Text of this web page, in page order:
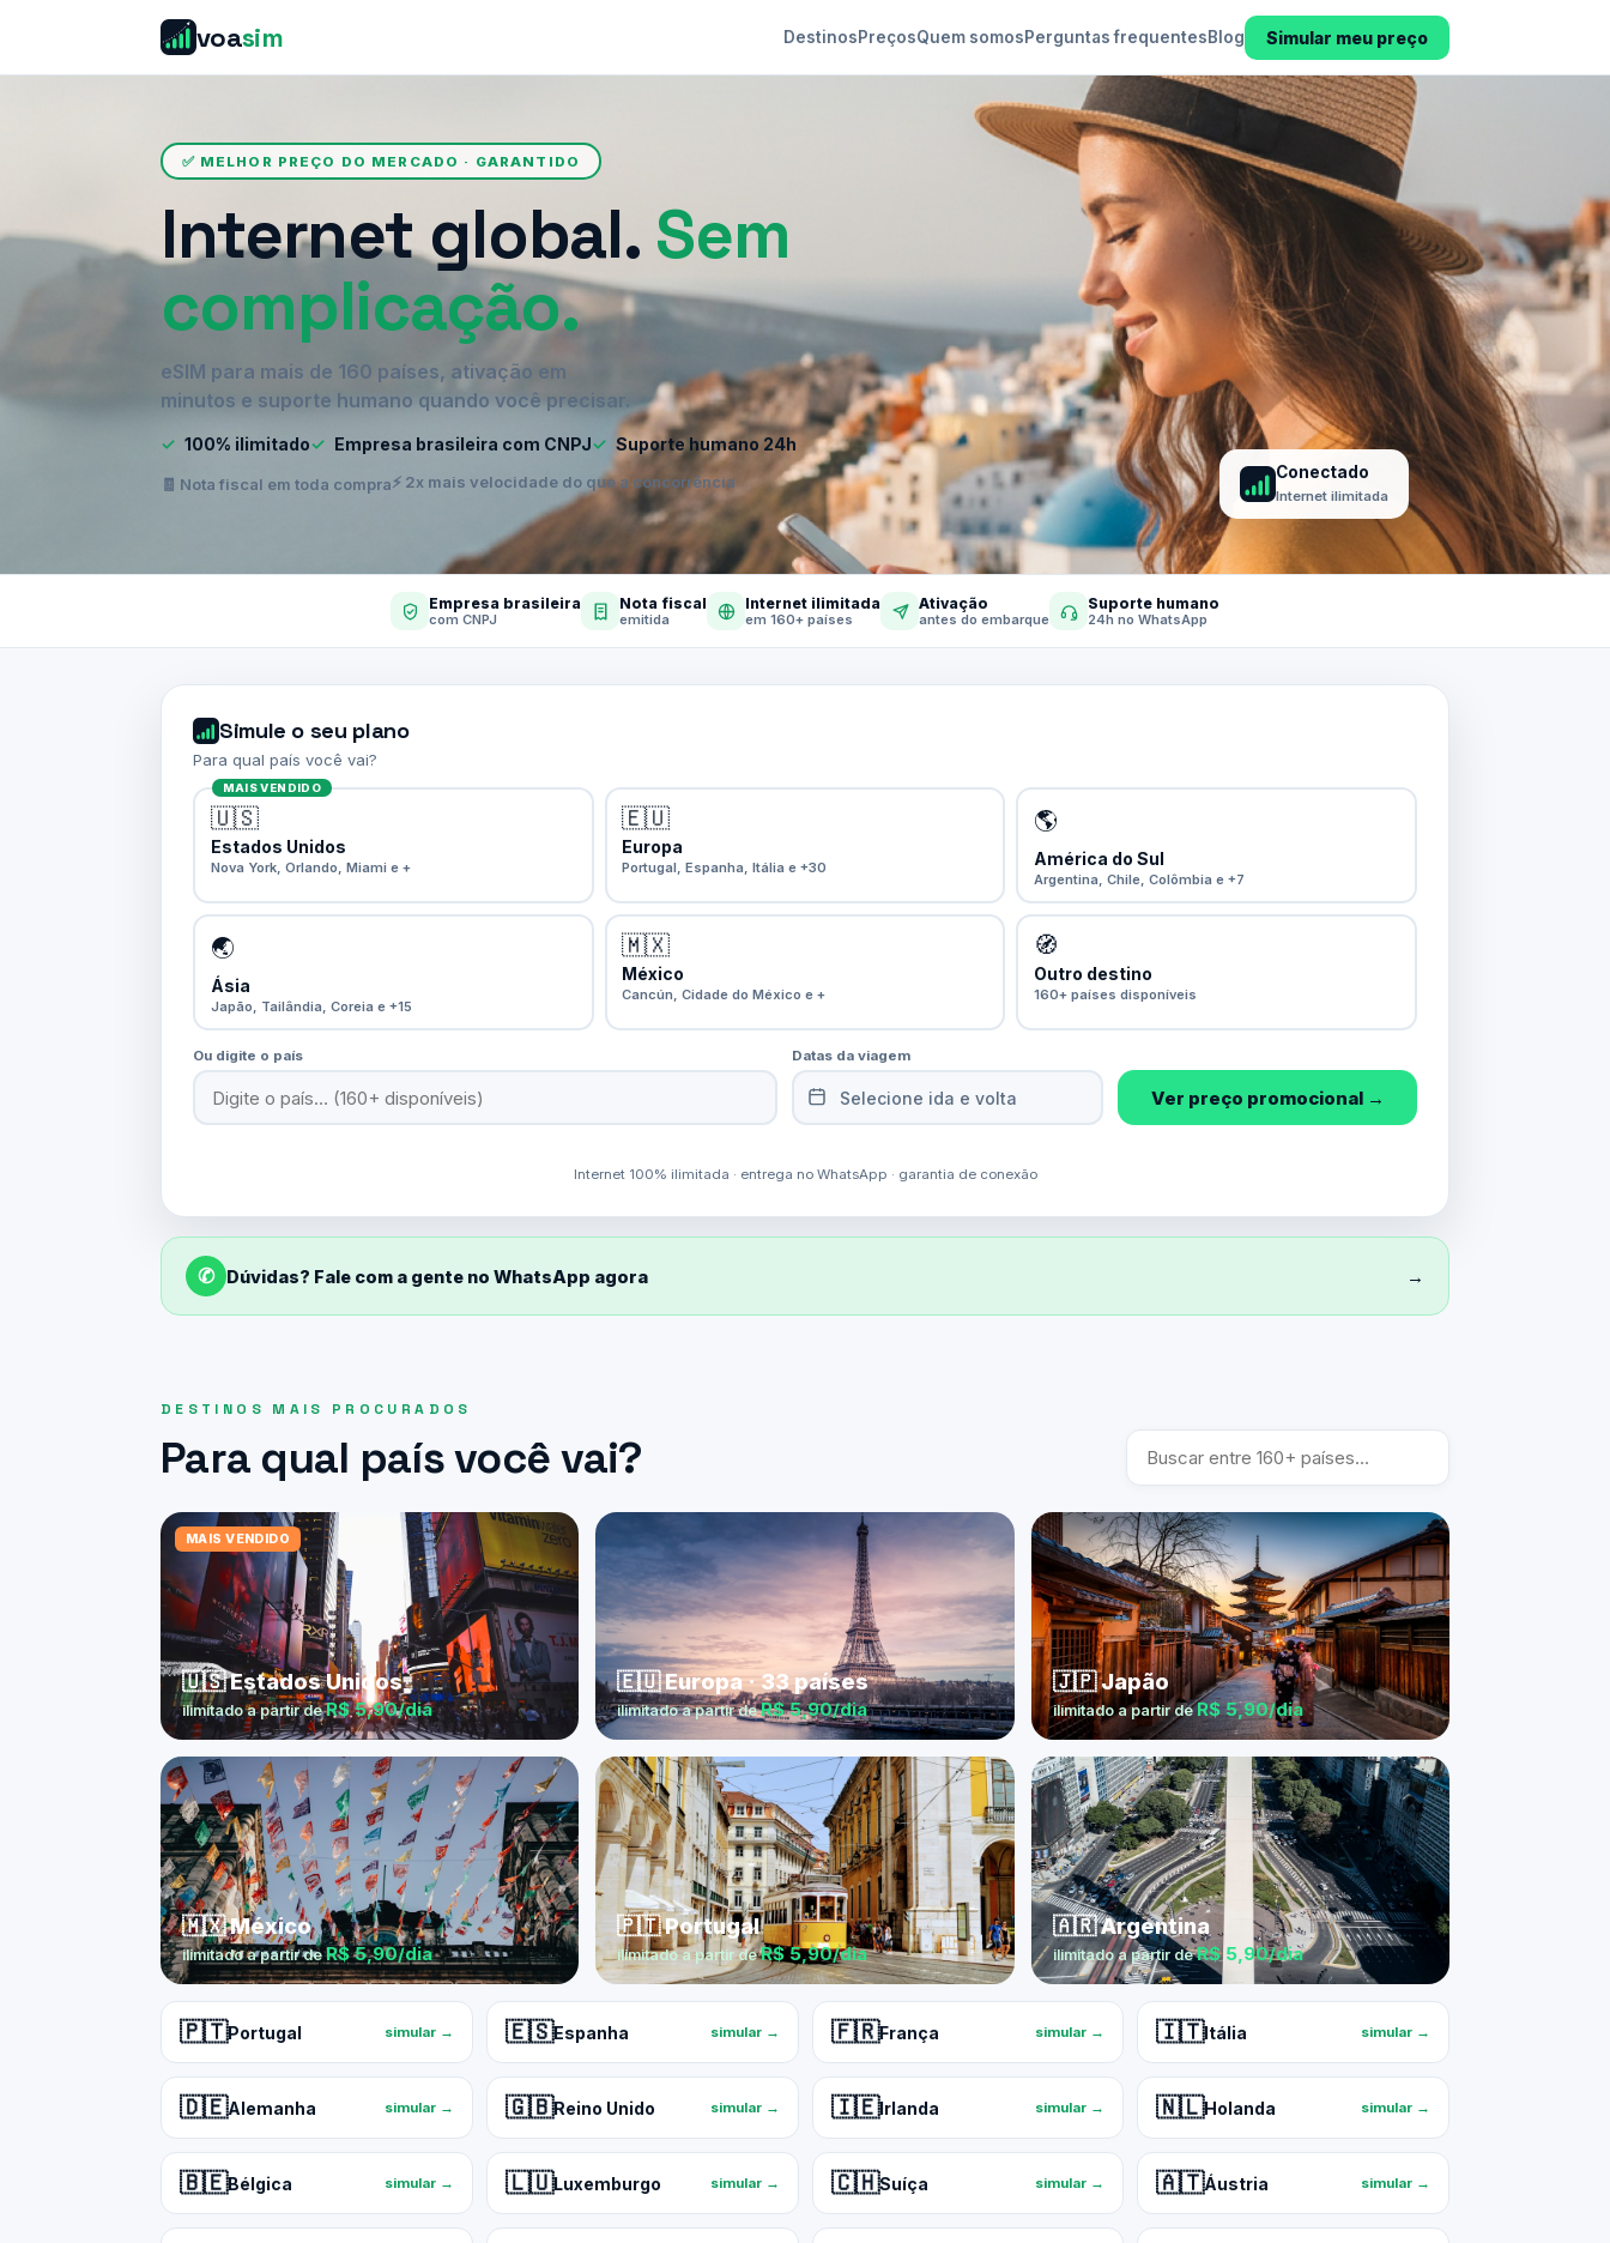
voasim DestinosPreçosQuem somosPerguntas frequentesBlog Simular meu preço
✅ MELHOR PREÇO DO MERCADO · GARANTIDO
Internet global. Sem
complicação.
eSIM para mais de 160 países, ativação em
minutos e suporte humano quando você precisar.
✓ 100% ilimitado✓ Empresa brasileira com CNPJ✓ Suporte humano 24h
🧾 Nota fiscal em toda compra⚡ 2x mais velocidade do que a concorrência Conectado
Internet ilimitada
Empresa brasileira
com CNPJ
Nota fiscal
emitida
Internet ilimitada
em 160+ países
Ativação
antes do embarque
Suporte humano
24h no WhatsApp
Simule o seu plano
Para qual país você vai?
MAIS VENDIDO
🇺🇸
Estados Unidos
Nova York, Orlando, Miami e +
🇪🇺
Europa
Portugal, Espanha, Itália e +30
🌎
América do Sul
Argentina, Chile, Colômbia e +7
🌏
Ásia
Japão, Tailândia, Coreia e +15
🇲🇽
México
Cancún, Cidade do México e +
🧭
Outro destino
160+ países disponíveis
Ou digite o país Datas da viagem
Selecione ida e volta Ver preço promocional →
Internet 100% ilimitada · entrega no WhatsApp · garantia de conexão
✆ Dúvidas? Fale com a gente no WhatsApp agora →
DESTINOS MAIS PROCURADOS
Para qual país você vai?
MAIS VENDIDO
🇺🇸 Estados Unidos
ilimitado a partir deR$ 5,90/dia
🇪🇺 Europa · 33 países
ilimitado a partir deR$ 5,90/dia
🇯🇵 Japão
ilimitado a partir deR$ 5,90/dia
🇲🇽 México
ilimitado a partir deR$ 5,90/dia
🇵🇹 Portugal
ilimitado a partir deR$ 5,90/dia
🇦🇷 Argentina
ilimitado a partir deR$ 5,90/dia
🇵🇹Portugal simular → 🇪🇸Espanha simular → 🇫🇷França simular → 🇮🇹Itália simular →
🇩🇪Alemanha simular → 🇬🇧Reino Unido simular → 🇮🇪Irlanda simular → 🇳🇱Holanda simular →
🇧🇪Bélgica simular → 🇱🇺Luxemburgo simular → 🇨🇭Suíça simular → 🇦🇹Áustria simular →